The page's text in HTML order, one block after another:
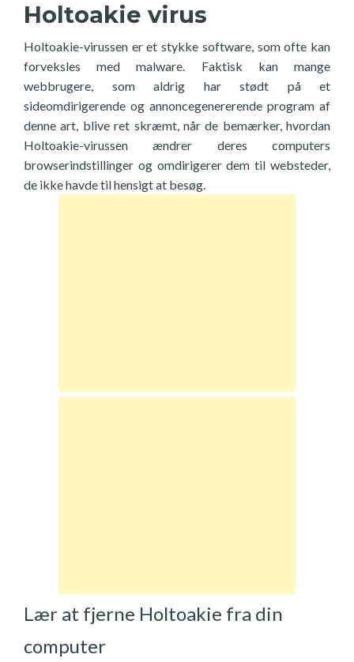
Holtoakie virus
Holtoakie-virussen er et stykke software, som ofte kan
forveksles med malware. Faktisk kan mange
webbrugere, som aldrig har stødt på et
sideomdirigerende og annoncegenererende program af
denne art, blive ret skræmt, når de bemærker, hvordan
Holtoakie-virussen ændrer deres computers
browserindstillinger og omdirigerer dem til websteder,
de ikke havde til hensigt at besøg.
Lær at fjerne Holtoakie fra din
computer